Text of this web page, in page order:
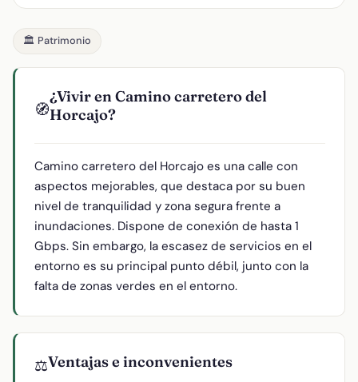
🏛️ Patrimonio
🧭
¿Vivir en Camino carretero del
Horcajo?
Camino carretero del Horcajo es una calle con
aspectos mejorables, que destaca por su buen
nivel de tranquilidad y zona segura frente a
inundaciones. Dispone de conexión de hasta 1
Gbps. Sin embargo, la escasez de servicios en el
entorno es su principal punto débil, junto con la
falta de zonas verdes en el entorno.
⚖️Ventajas e inconvenientes